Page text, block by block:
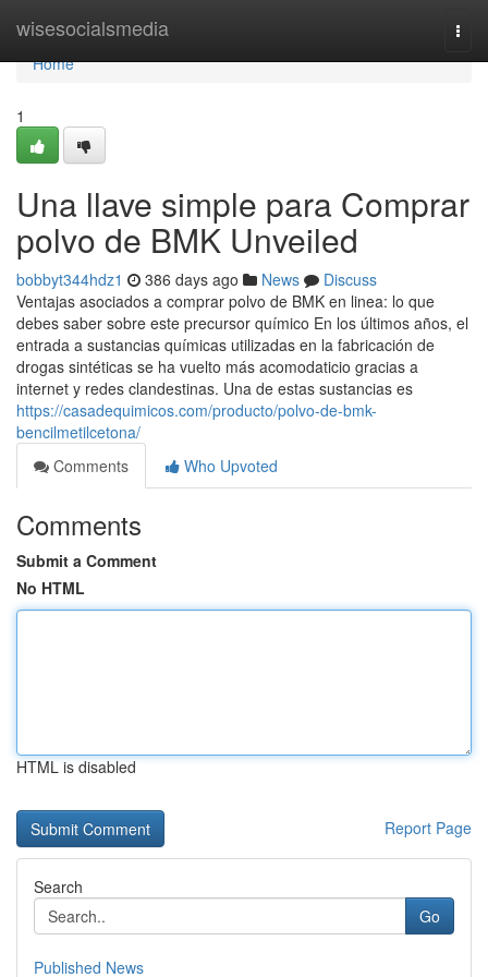
wisesocialsmedia
Home
Home
1
Una llave simple para Comprar
polvo de BMK Unveiled
bobbyt344hdz1 386 days ago News
Discuss
Ventajas asociados a comprar polvo de BMK en linea: lo que
debes saber sobre este precursor químico En los últimos años, el
entrada a sustancias químicas utilizadas en la fabricación de
drogas sintéticas se ha vuelto más acomodaticio gracias a
internet y redes clandestinas. Una de estas sustancias es
https://casadequimicos.com/producto/polvo-de-bmk-
bencilmetilcetona/
Comments
Who Upvoted
Comments
Submit a Comment
No HTML
HTML is disabled
Report Page
Search
Go
Published News